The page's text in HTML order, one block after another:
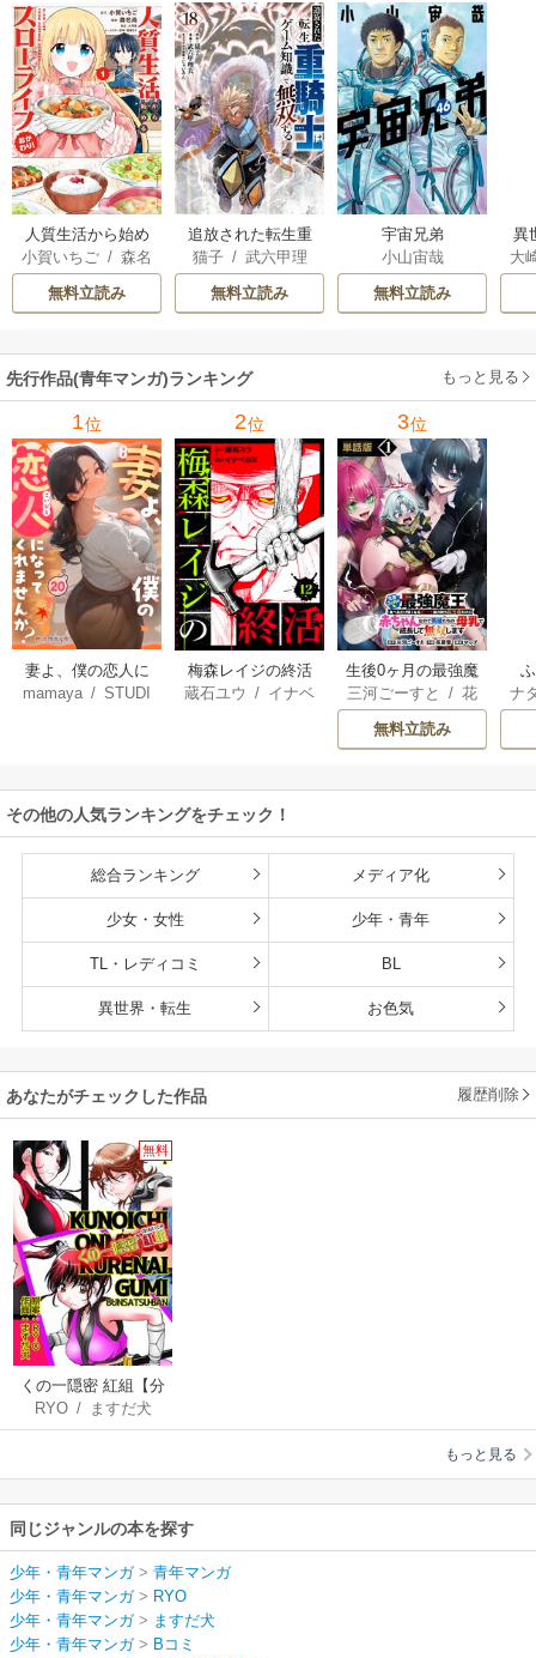
人質生活から始め
るスローライフ
小賀いちご /森名
尚
無料立読み
追放された転生重
騎士はゲーム知識
で無双する
猫子/ 武六甲理
/じゃいあん
無料立読み
宇宙兄弟
小山宙哉
無料立読み
異
は
大
先行作品(青年マンガ)ランキング もっと見る
1位
妻よ、僕の恋人に
なってくれません
mamaya /STUDI
2位
梅森レイジの終活
蔵石ユウ / イナベ
3位
生後0ヶ月の最強魔
王 食べるだけ強
くなるチート能力
持ち転生者だけど
雄たちの母乳で成
三河ごーすと /花
房雪 / マップ
無料立読み
ナ
その他の人気ランキングをチェック！
総合ランキング メディア化
少女・女性 少年・青年
TL・レディコミ BL
異世界・転生 お色気
あなたがチェックした作品 履歴削除
無料
くの一隠密 紅組【分
冊版】
RYO/ ますだ犬
もっと見る
同じジャンルの本を探す
少年・青年マンガ> 青年マンガ
少年・青年マンガ> RYO
少年・青年マンガ> ますだ犬
少年・青年マンガ> Bコミ